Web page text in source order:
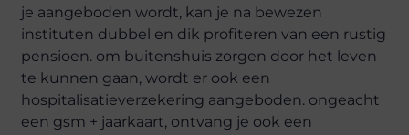
je aangeboden wordt, kan je na bewezen
instituten dubbel en dik profiteren van een rustig
pensioen. om buitenshuis zorgen door het leven
te kunnen gaan, wordt er ook een
hospitalisatieverzekering aangeboden. ongeacht
een gsm + jaarkaart, ontvang je ook een